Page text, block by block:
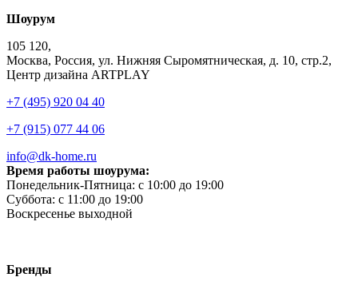
Шоурум
105 120,
Москва, Россия, ул. Нижняя Сыромятническая, д. 10, стр.2,
Центр дизайна ARTPLAY
+7 (495) 920 04 40
+7 (915) 077 44 06
info@dk-home.ru
Время работы шоурума:
Понедельник-Пятница: c 10:00 до 19:00
Суббота: c 11:00 до 19:00
Воскресенье выходной
Бренды